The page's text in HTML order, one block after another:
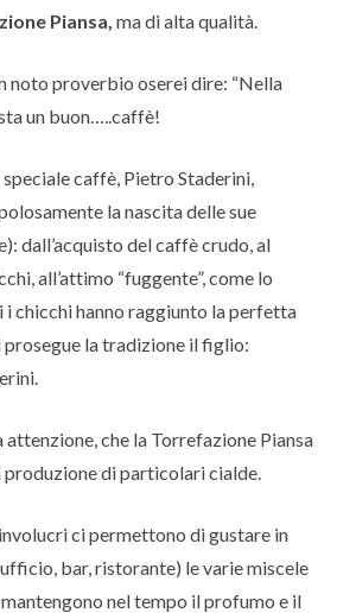
Piansa, ma di alta qualità.
noto proverbio oserei dire: “Nella
un buon…..caffè!
caffè, Pietro Staderini,
la nascita delle sue
dall’acquisto del caffè crudo, al
all’attimo “fuggente”, come lo
i chicchi hanno raggiunto la perfetta
la tradizione il figlio:
attenzione, che la Torrefazione Piansa
produzione di particolari cialde.
ci permettono di gustare in
bar, ristorante) le varie miscele
nel tempo il profumo e il